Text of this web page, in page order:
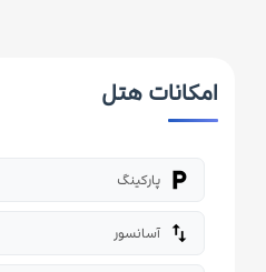
امکانات هتل
local_parking پارکینگ
import_export آسانسور